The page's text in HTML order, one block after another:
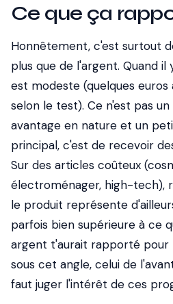
Ce que ça
Honnêtement, c'est surtout
plus que de l'argent. Quand
est modeste (quelques euros
selon le test). Ce n'est pas
avantage en nature et un
principal, c'est de recevoir
Sur des articles coûteux
électroménager, high-tech),
le produit représente
parfois bien supérieure à ce
argent t'aurait rapporté pour
sous cet angle, celui de
faut juger l'intérêt de ces